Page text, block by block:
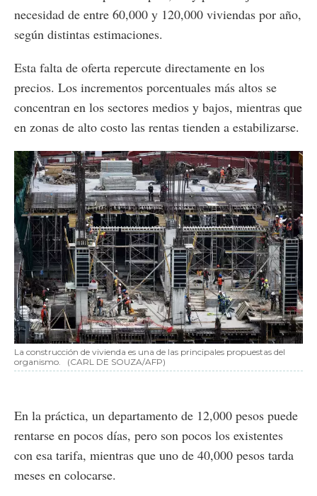
necesidad de entre 60,000 y 120,000 viviendas por año,
según distintas estimaciones.
Esta falta de oferta repercute directamente en los
precios. Los incrementos porcentuales más altos se
concentran en los sectores medios y bajos, mientras que
en zonas de alto costo las rentas tienden a estabilizarse.
La construcción de vivienda es una de las principales propuestas del
organismo.
(CARL DE SOUZA/AFP)
En la práctica, un departamento de 12,000 pesos puede
rentarse en pocos días, pero son pocos los existentes
con esa tarifa, mientras que uno de 40,000 pesos tarda
meses en colocarse.